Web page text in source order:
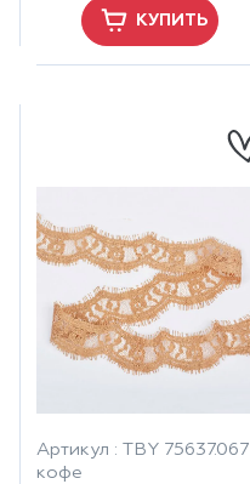
КУПИТЬ
Артикул : TBY 75637.067
кофе